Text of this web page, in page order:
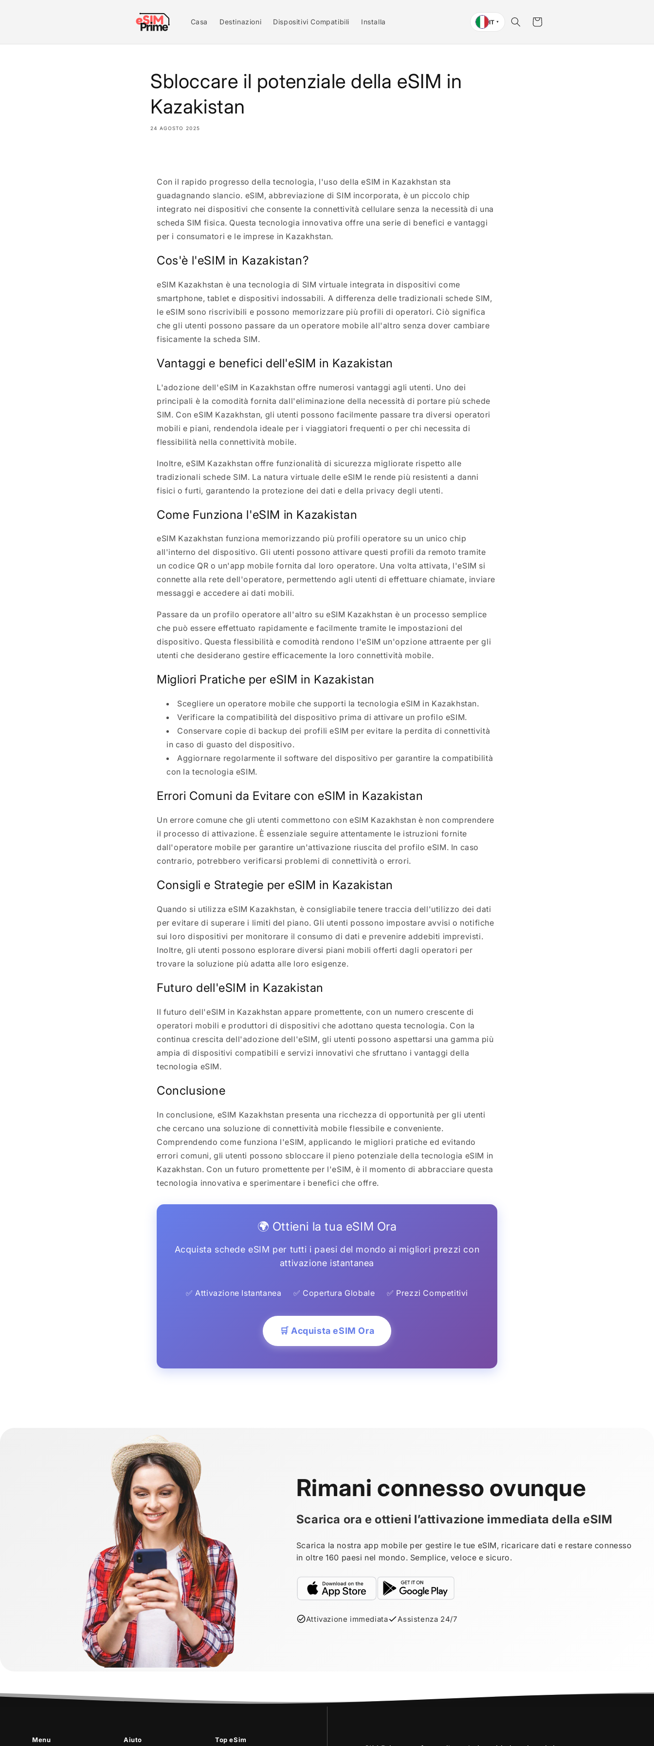
Casa Destinazioni Dispositivi Compatibili Installa IT ▼ Carrello
Sbloccare il potenziale della eSIM in
Kazakistan
24 AGOSTO 2025
Con il rapido progresso della tecnologia, l'uso della eSIM in Kazakhstan sta
guadagnando slancio. eSIM, abbreviazione di SIM incorporata, è un piccolo chip
integrato nei dispositivi che consente la connettività cellulare senza la necessità di una
scheda SIM fisica. Questa tecnologia innovativa offre una serie di benefici e vantaggi
per i consumatori e le imprese in Kazakhstan.
Cos'è l'eSIM in Kazakistan?
eSIM Kazakhstan è una tecnologia di SIM virtuale integrata in dispositivi come
smartphone, tablet e dispositivi indossabili. A differenza delle tradizionali schede SIM,
le eSIM sono riscrivibili e possono memorizzare più profili di operatori. Ciò significa
che gli utenti possono passare da un operatore mobile all'altro senza dover cambiare
fisicamente la scheda SIM.
Vantaggi e benefici dell'eSIM in Kazakistan
L'adozione dell'eSIM in Kazakhstan offre numerosi vantaggi agli utenti. Uno dei
principali è la comodità fornita dall'eliminazione della necessità di portare più schede
SIM. Con eSIM Kazakhstan, gli utenti possono facilmente passare tra diversi operatori
mobili e piani, rendendola ideale per i viaggiatori frequenti o per chi necessita di
flessibilità nella connettività mobile.
Inoltre, eSIM Kazakhstan offre funzionalità di sicurezza migliorate rispetto alle
tradizionali schede SIM. La natura virtuale delle eSIM le rende più resistenti a danni
fisici o furti, garantendo la protezione dei dati e della privacy degli utenti.
Come Funziona l'eSIM in Kazakistan
eSIM Kazakhstan funziona memorizzando più profili operatore su un unico chip
all'interno del dispositivo. Gli utenti possono attivare questi profili da remoto tramite
un codice QR o un'app mobile fornita dal loro operatore. Una volta attivata, l'eSIM si
connette alla rete dell'operatore, permettendo agli utenti di effettuare chiamate, inviare
messaggi e accedere ai dati mobili.
Passare da un profilo operatore all'altro su eSIM Kazakhstan è un processo semplice
che può essere effettuato rapidamente e facilmente tramite le impostazioni del
dispositivo. Questa flessibilità e comodità rendono l'eSIM un'opzione attraente per gli
utenti che desiderano gestire efficacemente la loro connettività mobile.
Migliori Pratiche per eSIM in Kazakistan
Scegliere un operatore mobile che supporti la tecnologia eSIM in Kazakhstan.
Verificare la compatibilità del dispositivo prima di attivare un profilo eSIM.
Conservare copie di backup dei profili eSIM per evitare la perdita di connettività
in caso di guasto del dispositivo.
Aggiornare regolarmente il software del dispositivo per garantire la compatibilità
con la tecnologia eSIM.
Errori Comuni da Evitare con eSIM in Kazakistan
Un errore comune che gli utenti commettono con eSIM Kazakhstan è non comprendere
il processo di attivazione. È essenziale seguire attentamente le istruzioni fornite
dall'operatore mobile per garantire un'attivazione riuscita del profilo eSIM. In caso
contrario, potrebbero verificarsi problemi di connettività o errori.
Consigli e Strategie per eSIM in Kazakistan
Quando si utilizza eSIM Kazakhstan, è consigliabile tenere traccia dell'utilizzo dei dati
per evitare di superare i limiti del piano. Gli utenti possono impostare avvisi o notifiche
sui loro dispositivi per monitorare il consumo di dati e prevenire addebiti imprevisti.
Inoltre, gli utenti possono esplorare diversi piani mobili offerti dagli operatori per
trovare la soluzione più adatta alle loro esigenze.
Futuro dell'eSIM in Kazakistan
Il futuro dell'eSIM in Kazakhstan appare promettente, con un numero crescente di
operatori mobili e produttori di dispositivi che adottano questa tecnologia. Con la
continua crescita dell'adozione dell'eSIM, gli utenti possono aspettarsi una gamma più
ampia di dispositivi compatibili e servizi innovativi che sfruttano i vantaggi della
tecnologia eSIM.
Conclusione
In conclusione, eSIM Kazakhstan presenta una ricchezza di opportunità per gli utenti
che cercano una soluzione di connettività mobile flessibile e conveniente.
Comprendendo come funziona l'eSIM, applicando le migliori pratiche ed evitando
errori comuni, gli utenti possono sbloccare il pieno potenziale della tecnologia eSIM in
Kazakhstan. Con un futuro promettente per l'eSIM, è il momento di abbracciare questa
tecnologia innovativa e sperimentare i benefici che offre.
🌍 Ottieni la tua eSIM Ora
Acquista schede eSIM per tutti i paesi del mondo ai migliori prezzi con
attivazione istantanea
✅ Attivazione Istantanea ✅ Copertura Globale ✅ Prezzi Competitivi
🛒 Acquista eSIM Ora
Rimani connesso ovunque
Scarica ora e ottieni l’attivazione immediata della eSIM
Scarica la nostra app mobile per gestire le tue eSIM, ricaricare dati e restare connesso
in oltre 160 paesi nel mondo. Semplice, veloce e sicuro.
Attivazione immediata Assistenza 24/7
Menu Aiuto Top eSim